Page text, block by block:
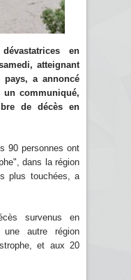
en
atteignant
a annoncé
communiqué,
de décès en
90 personnes ont
dans la région
plus touchées, a
survenus en
une autre région
et aux 20